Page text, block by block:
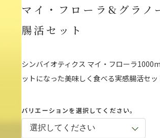
マイ・フローラ&グラノ
腸活セット
シンバイオティクス マイ・フローラ
ットになった美味しく食べる実感腸活セッ
バリエーションを選択してください。